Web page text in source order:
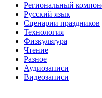
Региональный
Русский язык
Сценарии праздников
Технология
Физкультура
Чтение
Разное
Аудиозаписи
Видеозаписи